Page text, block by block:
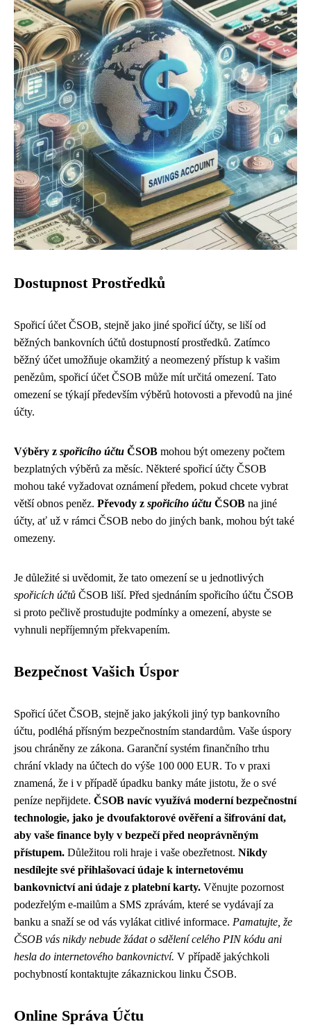
Dostupnost Prostředků
Spořicí účet ČSOB, stejně jako jiné spořicí účty, se liší od
běžných bankovních účtů dostupností prostředků. Zatímco
běžný účet umožňuje okamžitý a neomezený přístup k vašim
penězům, spořicí účet ČSOB může mít určitá omezení. Tato
omezení se týkají především výběrů hotovosti a převodů na jiné
účty.
Výběry z spořicího účtu ČSOB mohou být omezeny počtem
bezplatných výběrů za měsíc. Některé spořicí účty ČSOB
mohou také vyžadovat oznámení předem, pokud chcete vybrat
větší obnos peněz. Převody z spořicího účtu ČSOB na jiné
účty, ať už v rámci ČSOB nebo do jiných bank, mohou být také
omezeny.
Je důležité si uvědomit, že tato omezení se u jednotlivých
spořicích účtů ČSOB liší. Před sjednáním spořicího účtu ČSOB
si proto pečlivě prostudujte podmínky a omezení, abyste se
vyhnuli nepříjemným překvapením.
Bezpečnost Vašich Úspor
Spořicí účet ČSOB, stejně jako jakýkoli jiný typ bankovního
účtu, podléhá přísným bezpečnostním standardům. Vaše úspory
jsou chráněny ze zákona. Garanční systém finančního trhu
chrání vklady na účtech do výše 100 000 EUR. To v praxi
znamená, že i v případě úpadku banky máte jistotu, že o své
peníze nepřijdete. ČSOB navíc využívá moderní bezpečnostní
technologie, jako je dvoufaktorové ověření a šifrování dat,
aby vaše finance byly v bezpečí před neoprávněným
přístupem. Důležitou roli hraje i vaše obezřetnost. Nikdy
nesdílejte své přihlašovací údaje k internetovému
bankovnictví ani údaje z platební karty. Věnujte pozornost
podezřelým e-mailům a SMS zprávám, které se vydávají za
banku a snaží se od vás vylákat citlivé informace. Pamatujte, že
ČSOB vás nikdy nebude žádat o sdělení celého PIN kódu ani
hesla do internetového bankovnictví. V případě jakýchkoli
pochybností kontaktujte zákaznickou linku ČSOB.
Online Správa Účtu